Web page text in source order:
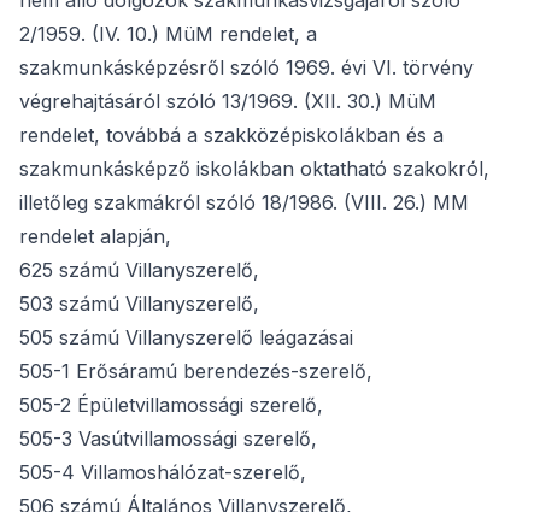
2/1959. (IV. 10.) MüM rendelet, a
szakmunkásképzésről szóló 1969. évi VI. törvény
végrehajtásáról szóló 13/1969. (XII. 30.) MüM
rendelet, továbbá a szakközépiskolákban és a
szakmunkásképző iskolákban oktatható szakokról,
illetőleg szakmákról szóló 18/1986. (VIII. 26.) MM
rendelet alapján,
625 számú Villanyszerelő,
503 számú Villanyszerelő,
505 számú Villanyszerelő leágazásai
505-1 Erősáramú berendezés-szerelő,
505-2 Épületvillamossági szerelő,
505-3 Vasútvillamossági szerelő,
505-4 Villamoshálózat-szerelő,
506 számú Általános Villanyszerelő,